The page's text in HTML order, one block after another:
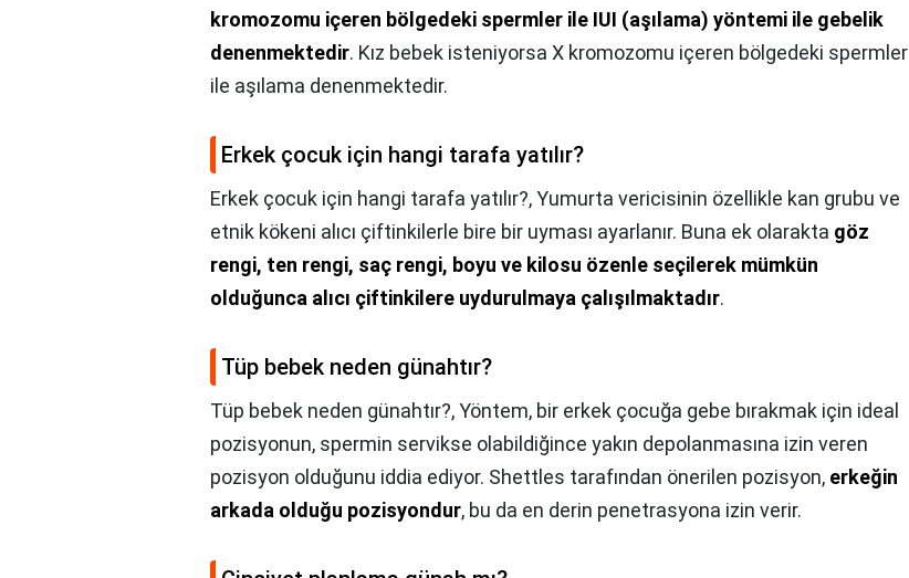
kromozomu içeren bölgedeki spermler ile IUI (aşılama) yöntemi ile gebelik
denenmektedir. Kız bebek isteniyorsa X kromozomu içeren bölgedeki spermler
ile aşılama denenmektedir.
Erkek çocuk için hangi tarafa yatılır?
Erkek çocuk için hangi tarafa yatılır?,Yumurta vericisinin özellikle kan grubu ve
etnik kökeni alıcı çiftinkilerle bire bir uyması ayarlanır. Buna ek olarakta göz
rengi, ten rengi, saç rengi, boyu ve kilosu özenle seçilerek mümkün
olduğunca alıcı çiftinkilere uydurulmaya çalışılmaktadır.
Tüp bebek neden günahtır?
Tüp bebek neden günahtır?,Yöntem, bir erkek çocuğa gebe bırakmak için ideal
pozisyonun, spermin servikse olabildiğince yakın depolanmasına izin veren
pozisyon olduğunu iddia ediyor. Shettles tarafından önerilen pozisyon, erkeğin
arkada olduğu pozisyondur, bu da en derin penetrasyona izin verir.